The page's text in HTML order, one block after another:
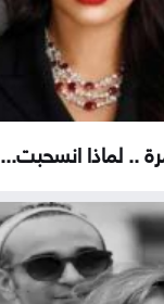
.. لماذا انسحبت...